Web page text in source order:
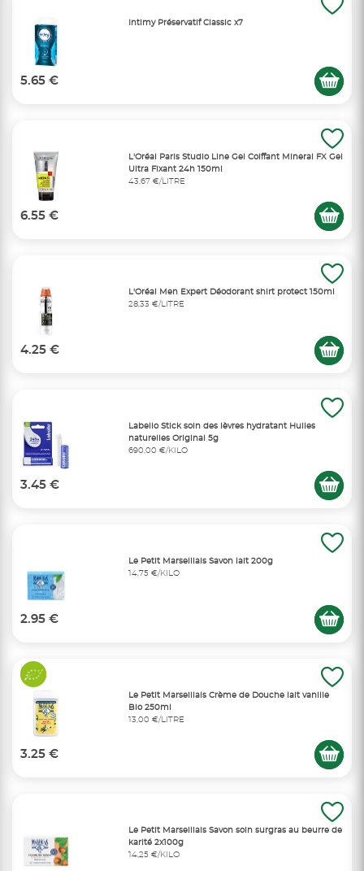
Intimy Préservatif Classic x7
5.65 €
L'Oréal Paris Studio Line Gel Coiffant Mineral FX Gel
Ultra Fixant 24h 150ml
43,67 €/LITRE
6.55 €
L'Oréal Men Expert Déodorant shirt protect 150ml
28,33 €/LITRE
4.25 €
Labello Stick soin des lèvres hydratant Huiles
naturelles Original 5g
690,00 €/KILO
3.45 €
Le Petit Marseillais Savon lait 200g
14,75 €/KILO
2.95 €
Le Petit Marseillais Crème de Douche lait vanille
Bio 250ml
13,00 €/LITRE
3.25 €
Le Petit Marseillais Savon soin surgras au beurre de
karité 2x100g
14,25 €/KILO